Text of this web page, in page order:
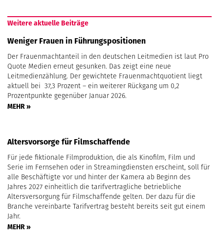
Weitere aktuelle Beiträge
Weniger Frauen in Führungspositionen
Der Frauenmachtanteil in den deutschen Leitmedien ist laut Pro
Quote Medien erneut gesunken. Das zeigt eine neue
Leitmedienzählung. Der gewichtete Frauenmachtquotient liegt
aktuell bei 37,3 Prozent – ein weiterer Rückgang um 0,2
Prozentpunkte gegenüber Januar 2026.
MEHR »
Altersvorsorge für Filmschaffende
Für jede fiktionale Filmproduktion, die als Kinofilm, Film und
Serie im Fernsehen oder in Streamingdiensten erscheint, soll für
alle Beschäftigte vor und hinter der Kamera ab Beginn des
Jahres 2027 einheitlich die tarifvertragliche betriebliche
Altersversorgung für Filmschaffende gelten. Der dazu für die
Branche vereinbarte Tarifvertrag besteht bereits seit gut einem
Jahr.
MEHR »